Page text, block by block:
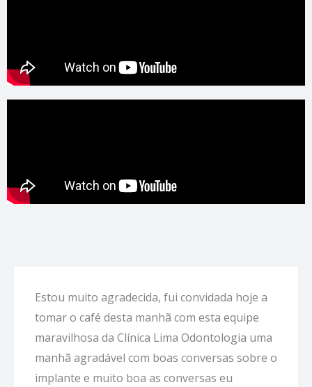
Estou muito agradecida, fui convidada hoje a
tomar o café desta manhã com esta equipe
maravilhosa da Clínica Lima Odontologia uma
manhã agradável com boas conversas sobre o
implante e muito boa as conversas eu